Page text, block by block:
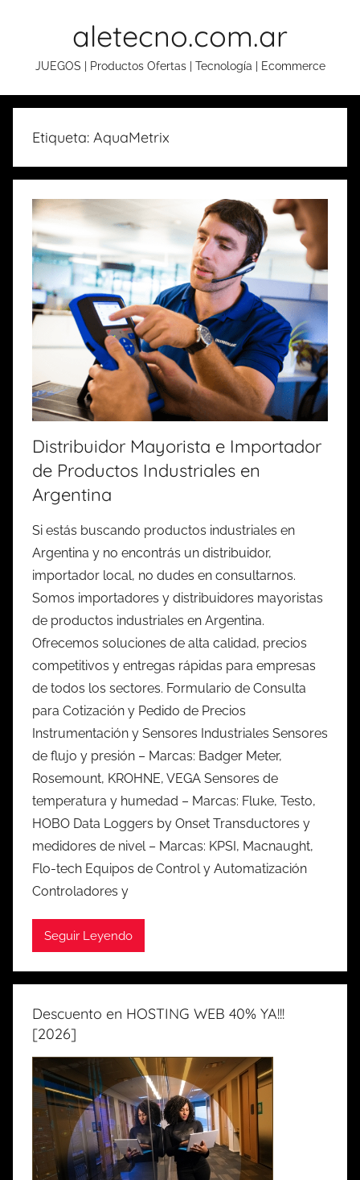
aletecno.com.ar
JUEGOS | Productos Ofertas | Tecnología | Ecommerce
Etiqueta: AquaMetrix
Distribuidor Mayorista e Importador
de Productos Industriales en
Argentina
Si estás buscando productos industriales en
Argentina y no encontrás un distribuidor,
importador local, no dudes en consultarnos.
Somos importadores y distribuidores mayoristas
de productos industriales en Argentina.
Ofrecemos soluciones de alta calidad, precios
competitivos y entregas rápidas para empresas
de todos los sectores. Formulario de Consulta
para Cotización y Pedido de Precios
Instrumentación y Sensores Industriales Sensores
de flujo y presión – Marcas: Badger Meter,
Rosemount, KROHNE, VEGA Sensores de
temperatura y humedad – Marcas: Fluke, Testo,
HOBO Data Loggers by Onset Transductores y
medidores de nivel – Marcas: KPSI, Macnaught,
Flo-tech Equipos de Control y Automatización
Controladores y
Seguir Leyendo
Descuento en HOSTING WEB 40% YA!!!
[2026]